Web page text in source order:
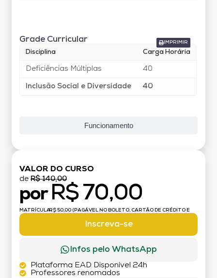
Funcionamento
IMPRIMIR
Grade Curricular
Disciplina Carga Horária
Deficiências Múltiplas 40
Inclusão Social e Diversidade 40
VALOR DO CURSO
de R$ 140,00
por R$ 70,00
MATRÍCULA:R$ 50,00 (PAGÁVEL NO BOLETO, CARTÃO DE CRÉDITO E
Inscreva-se
Infos pelo WhatsApp
Plataforma EAD Disponível 24h
Professores renomados